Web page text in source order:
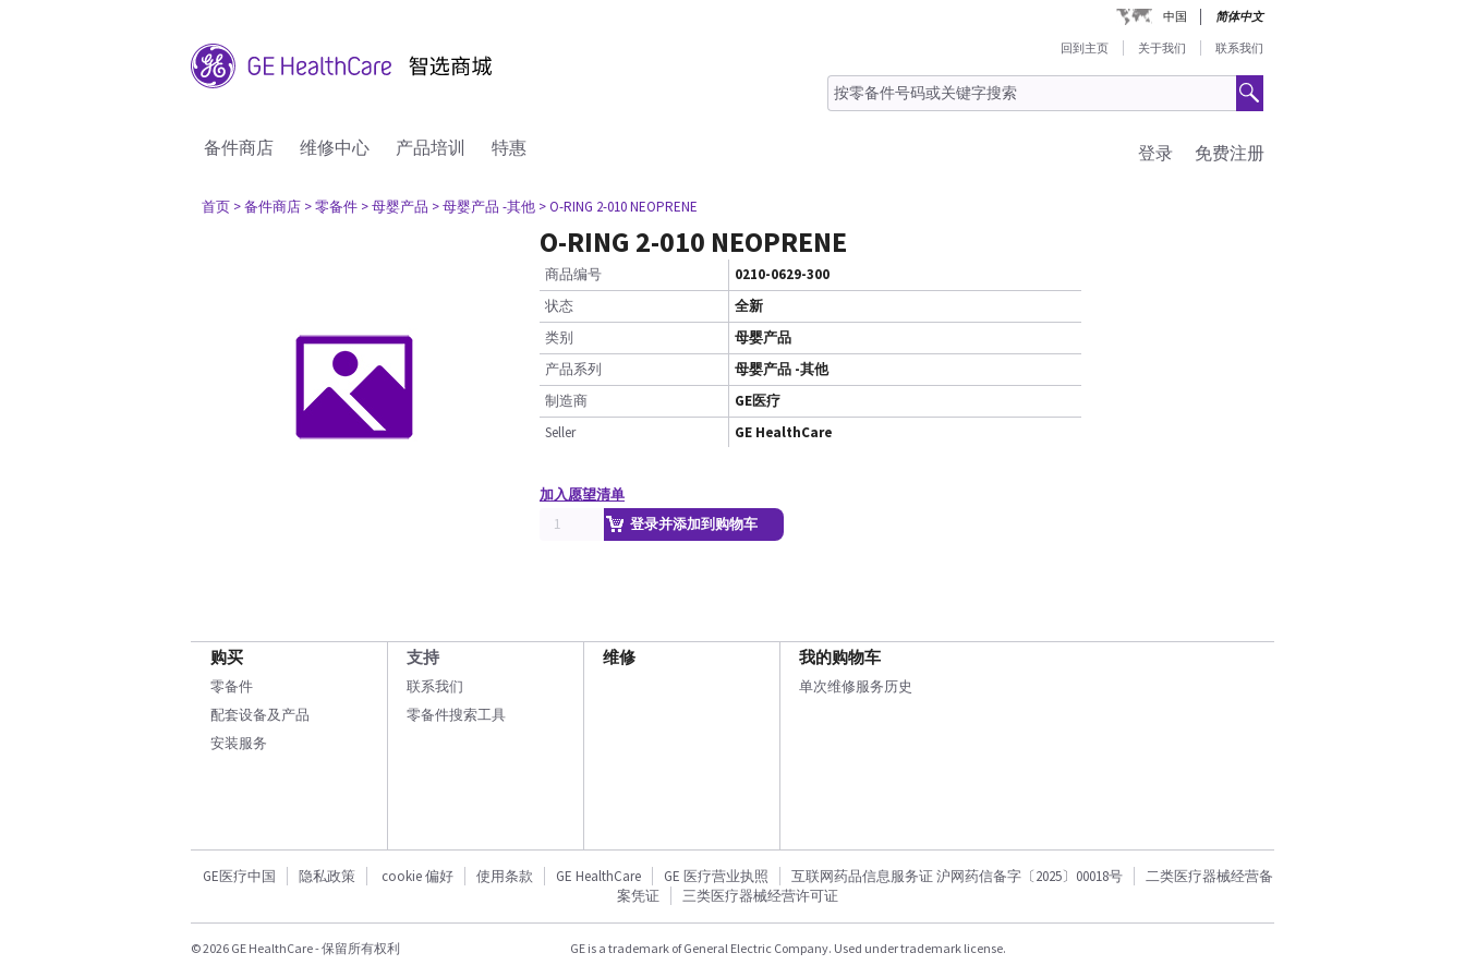
中国 简体中文
回到主页 关于我们 联系我们
备件商店 维修中心 产品培训 特惠 免费注册
登录
首页 > 备件商店 > 零备件 > 母婴产品 > 母婴产品 -其他 > O-RING 2-010 NEOPRENE
O-RING 2-010 NEOPRENE
商品编号
0210-0629-300
状态
全新
类别
母婴产品
产品系列
母婴产品 -其他
制造商
GE医疗
Seller
GE HealthCare
加入愿望清单
登录并添加到购物车
购买
零备件
配套设备及产品
安装服务
支持
联系我们
零备件搜索工具
维修 我的购物车
单次维修服务历史
GE医疗中国 隐私政策 cookie 偏好 使用条款 GE HealthCare GE 医疗营业执照 互联网药品信息服务证 沪网药信备字〔2025〕00018号
二类医疗器械经营备
案凭证
三类医疗器械经营许可证
© 2026 GE HealthCare - 保留所有权利 GE is a trademark of General Electric Company. Used under trademark license.